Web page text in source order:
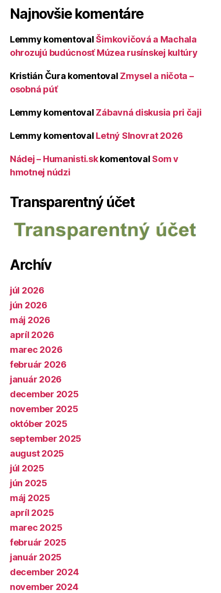
Najnovšie komentáre
Lemmy komentoval Šimkovičová a Machala
ohrozujú budúcnosť Múzea rusínskej kultúry
Kristián Čura komentoval Zmysel a ničota –
osobná púť
Lemmy komentoval Zábavná diskusia pri čaji
Lemmy komentoval Letný Slnovrat 2026
Nádej – Humanisti.skkomentoval Som v
hmotnej núdzi
Transparentný účet
Archív
júl 2026
jún 2026
máj 2026
apríl 2026
marec 2026
február 2026
január 2026
december 2025
november 2025
október 2025
september 2025
august 2025
júl 2025
jún 2025
máj 2025
apríl 2025
marec 2025
február 2025
január 2025
december 2024
november 2024